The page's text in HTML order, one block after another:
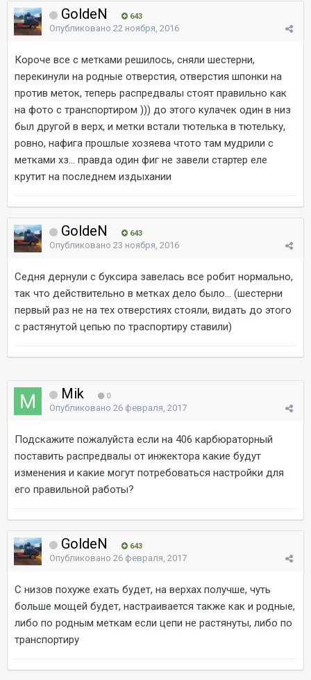
GoldeN 643
Опубликовано 22 ноября, 2016
Короче все с метками решилось, сняли шестерни,
перекинули на родные отверстия, отверстия шпонки на
против меток, теперь распредвалы стоят правильно как
на фото с транспортиром ))) до этого кулачек один в низ
был другой в верх, и метки встали тютелька в тютельку,
ровно, нафига прошлые хозяева чтото там мудрили с
метками хз... правда один фиг не завели стартер еле
крутит на последнем издыхании
GoldeN 643
Опубликовано 23 ноября, 2016
Седня дернули с буксира завелась все робит нормально,
так что действительно в метках дело было... (шестерни
первый раз не на тех отверстиях стояли, видать до этого
с растянутой цепью по траспортиру ставили)
Mik 0
Опубликовано 26 февраля, 2017
Подскажите пожалуйста если на 406 карбюраторный
поставить распредвалы от инжектора какие будут
изменения и какие могут потребоваться настройки для
его правильной работы?
GoldeN 643
Опубликовано 26 февраля, 2017
С низов похуже ехать будет, на верхах получше, чуть
больше мощей будет, настраивается также как и родные,
либо по родным меткам если цепи не растянуты, либо по
транспортиру